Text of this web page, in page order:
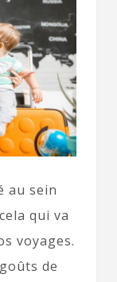
au sein
qui va
voyages.
de